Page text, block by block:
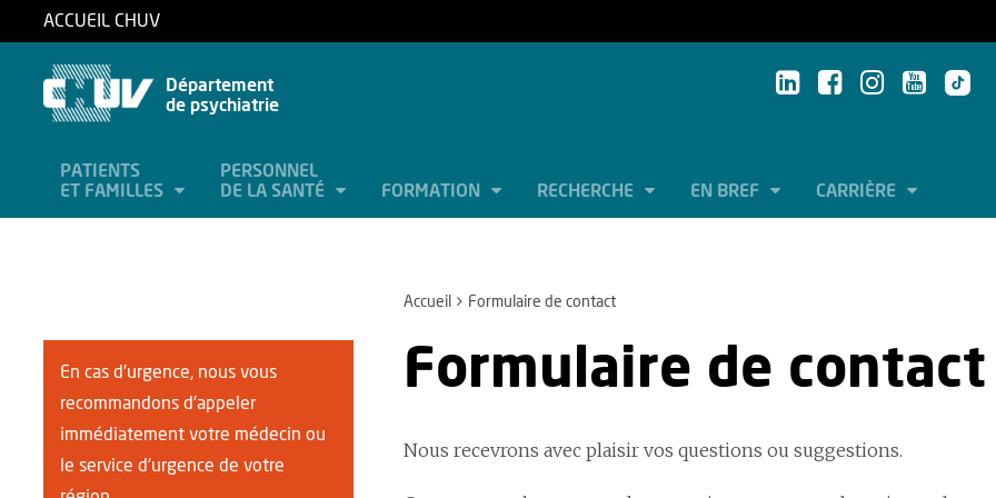
ACCUEIL CHUV
Département
de psychiatrie
PATIENTS
ET FAMILLES
PERSONNEL
DE LA SANTÉ
FORMATION RECHERCHE EN BREF CARRIÈRE
Accueil Formulaire de contact
En cas d'urgence, nous vous
recommandons d'appeler
immédiatement votre médecin ou
le service d'urgence de votre
Formulaire de contact
Nous recevrons avec plaisir vos questions ou suggestions.